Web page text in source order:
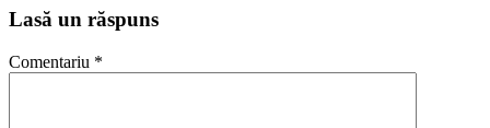
Lasă un răspuns
Comentariu *